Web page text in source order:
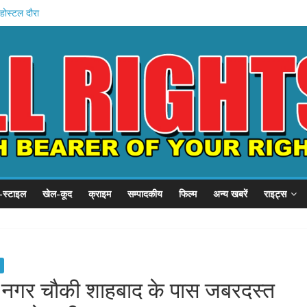
दौरा
खादी मॉल
खेल-कूद क्राइम सम्पादकीय फिल्म अन्य खबरें राइट्स
चौकी शाहबाद के पास जबरदस्त